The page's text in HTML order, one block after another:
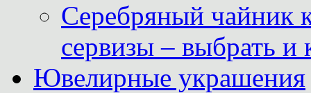
Серебряный чайник
сервизы – выбрать и
Ювелирные украшения